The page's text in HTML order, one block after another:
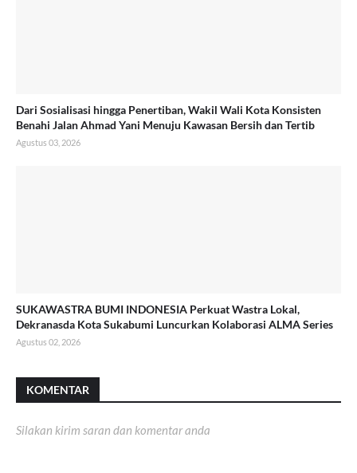
Dari Sosialisasi hingga Penertiban, Wakil Wali Kota Konsisten
Benahi Jalan Ahmad Yani Menuju Kawasan Bersih dan Tertib
Agustus 03, 2026
SUKAWASTRA BUMI INDONESIA Perkuat Wastra Lokal,
Dekranasda Kota Sukabumi Luncurkan Kolaborasi ALMA Series
Agustus 02, 2026
KOMENTAR
Silakan kirim saran dan komentar anda